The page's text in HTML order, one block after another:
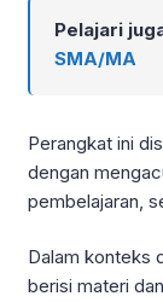
Pelajari
SMA/MA
Perangkat ini
dengan
pembelajaran,
Dalam konteks
berisi materi